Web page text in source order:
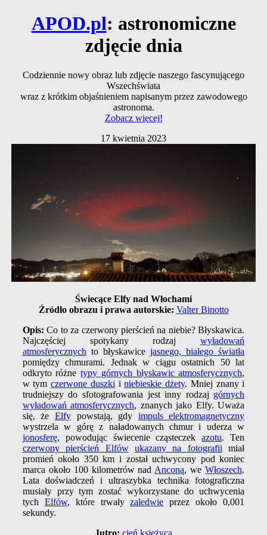
APOD.pl: astronomiczne
zdjęcie dnia
Codziennie nowy obraz lub zdjęcie naszego fascynującego
Wszechświata
wraz z krótkim objaśnieniem napisanym przez zawodowego
astronoma.
Zobacz więcej!
17 kwietnia 2023
Świecące Elfy nad Włochami
Źródło obrazu i prawa autorskie: Valter Binotto
Opis:Co to za czerwony pierścień na niebie? Błyskawica.
Najczęściej spotykany rodzajwyładowań
atmosferycznych to błyskawicejasnego, białego światła
pomiędzy chmurami. Jednak w ciągu ostatnich 50 lat
odkryto różnetypy górnych błyskawic atmosferycznych,
w tymczerwone duszki iniebieskie dżety. Mniej znany i
trudniejszy do sfotografowania jest inny rodzaj górnych
wyładowań atmosferycznych, znanych jako Elfy. Uważa
się, że Elfypowstają, gdy impuls elektromagnetyczny
wystrzela w górę z naładowanych chmur i uderza w
jonosferę, powodując świecenie cząsteczekazotu. Ten
czerwony pierścień Elfów
ukazany na fotografii miał
promień około 350 km i został uchwycony pod koniec
marca około 100 kilometrów nad Anconą, weWłoszech.
Lata doświadczeń i ultraszybka technika fotograficzna
musiały przy tym zostać wykorzystane do uchwycenia
tych Elfów, które trwałyzaledwie przez około 0,001
sekundy.
Jutro: cień księżyca